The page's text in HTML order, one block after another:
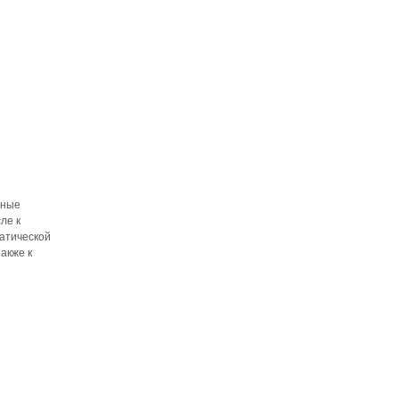
к
к